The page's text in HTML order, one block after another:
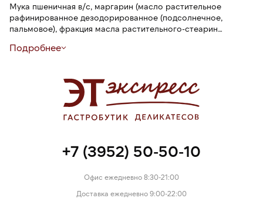
Мука пшеничная в/с, маргарин (масло растительное
рафинированное дезодорированное (подсолнечное,
пальмовое), фракция масла растительного-стеарин
меласса тростниковая), меланж яичный, какао-порошок,
наличие следов арахиса, кунжута, орехов, соевых и
молочных продуктов.
Подробнее
+7 (3952) 50-50-10
Офис ежедневно 8:30-21:00
Доставка ежедневно 9:00-22:00